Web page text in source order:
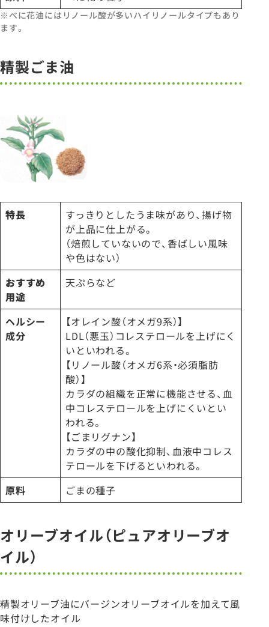
※べに花油にはリノール酸が多いハイリノールタイプもあり
ます。
精製ごま油
特長
すっきりとしたうま味があり、揚げ物
が上品に仕上がる。
（焙煎していないので、香ばしい風味
や色はない）
おすすめ
用途
天ぷらなど
ヘルシー
成分
【オレイン酸（オメガ9系）】
LDL（悪玉）コレステロールを上げにく
いといわれる。
【リノール酸（オメガ6系・必須脂肪
酸）】
カラダの組織を正常に機能させる、血
中コレステロールを上げにくいとい
われる。
【ごまリグナン】
カラダの中の酸化抑制、血液中コレス
テロールを下げるといわれる。
原料
ごまの種子
オリーブオイル（ピュアオリーブオ
イル）
精製オリーブ油にバージンオリーブオイルを加えて風
味付けしたオイル